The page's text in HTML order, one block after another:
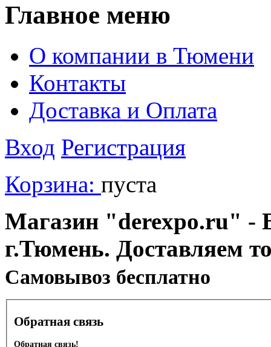
Главное меню
О компании в Тюмени
Контакты
Доставка и Оплата
Вход Регистрация
Корзина: пуста
Магазин "derexpo.ru" -
г.Тюмень. Доставляем
Cамовывоз бесплатно
Обратная связь
Обратная связь!